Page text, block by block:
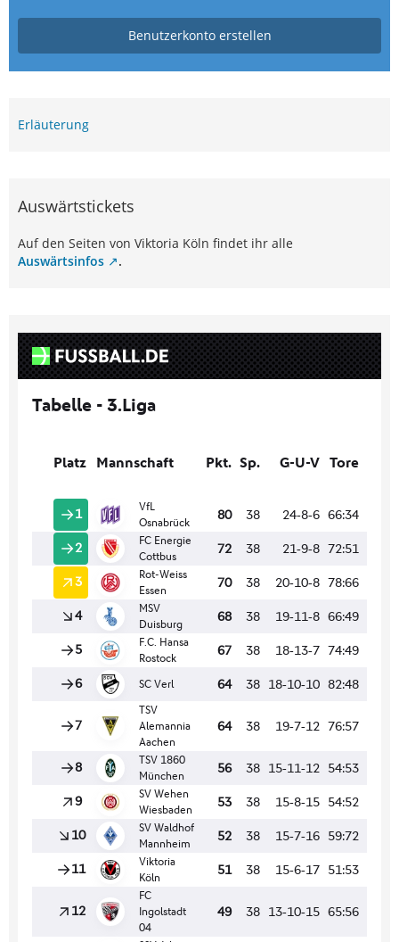
Benutzerkonto erstellen
Erläuterung
Auswärtstickets
Auf den Seiten von Viktoria Köln findet ihr alle
Auswärtsinfos
.